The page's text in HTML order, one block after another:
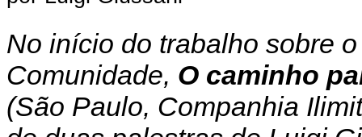
No início do trabalho sobre
Comunidade, O caminho
(São Paulo, Companhia